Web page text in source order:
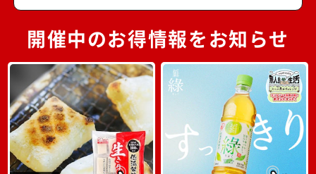
開催中のお得情報をお知らせ